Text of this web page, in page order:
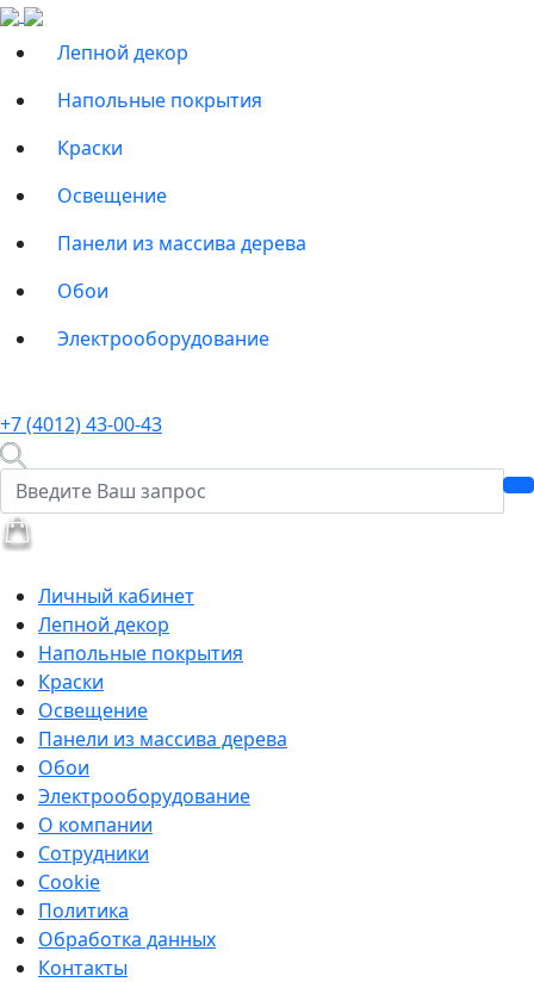
Лепной декор
Напольные покрытия
Краски
Освещение
Панели из массива дерева
Обои
Электрооборудование
+7 (4012) 43-00-43
Личный кабинет
Лепной декор
Напольные покрытия
Краски
Освещение
Панели из массива дерева
Обои
Электрооборудование
О компании
Сотрудники
Cookie
Политика
Обработка данных
Контакты